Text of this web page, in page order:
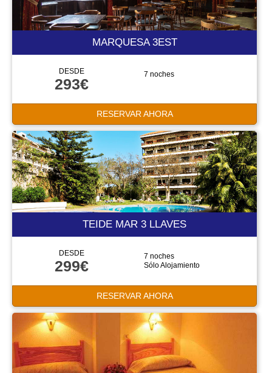
MARQUESA 3EST
DESDE
293€
7 noches
RESERVAR AHORA
TEIDE MAR 3 LLAVES
DESDE
299€
7 noches
Sólo Alojamiento
RESERVAR AHORA